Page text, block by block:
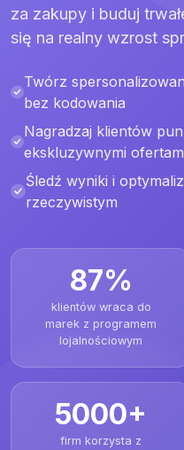
za zakupy i buduj
się na realny wzrost
Twórz
bez kodowania
Nagradzaj klientów
ekskluzywnymi
Śledź wyniki i
rzeczywistym
87%
klientów wraca do
marek z programem
lojalnościowym
5000+
firm korzysta z